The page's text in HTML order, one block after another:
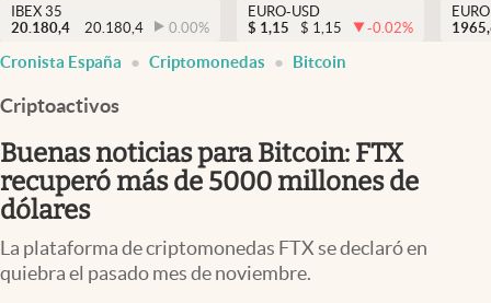
Criptomonedas
España
NOTICIAS
FINANZAS
EURO
IBEX 35
20.180,4
20.180,4 0.00%
EURO-USD
$ 1,15 $ 1,15 -0.02%
Cronista España Criptomonedas Bitcoin
Criptoactivos
Buenas noticias para Bitcoin: FTX
recuperó más de 5000 millones de
dólares
La plataforma de criptomonedas FTX se declaró en
quiebra el pasado mes de noviembre.